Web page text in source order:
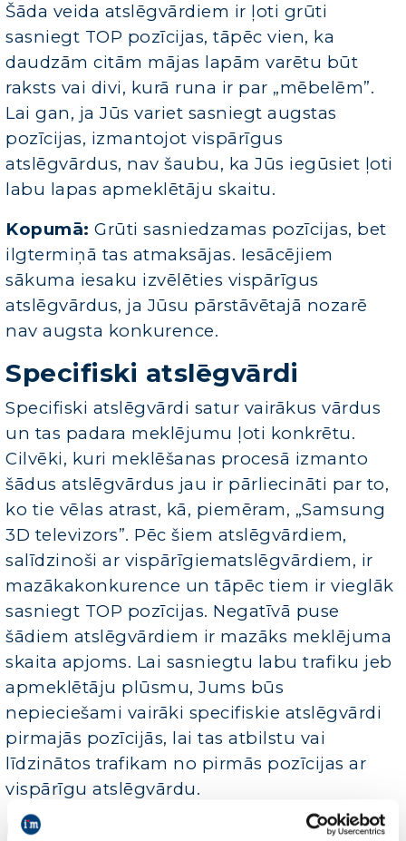
Šāda veida atslēgvārdiem ir ļoti grūti
sasniegt TOP pozīcijas, tāpēc vien, ka
daudzām citām mājas lapām varētu būt
raksts vai divi, kurā runa ir par „mēbelēm”.
Lai gan, ja Jūs variet sasniegt augstas
pozīcijas, izmantojot vispārīgus
atslēgvārdus, nav šaubu, ka Jūs iegūsiet ļoti
labu lapas apmeklētāju skaitu.
Kopumā: Grūti sasniedzamas pozīcijas, bet
ilgtermiņā tas atmaksājas. Iesācējiem
sākuma iesaku izvēlēties vispārīgus
atslēgvārdus, ja Jūsu pārstāvētajā nozarē
nav augsta konkurence.
Specifiski atslēgvārdi
Specifiski atslēgvārdi satur vairākus vārdus
un tas padara meklējumu ļoti konkrētu.
Cilvēki, kuri meklēšanas procesā izmanto
šādus atslēgvārdus jau ir pārliecināti par to,
ko tie vēlas atrast, kā, piemēram, „Samsung
3D televizors”. Pēc šiem atslēgvārdiem,
salīdzinoši ar vispārīgiematslēgvārdiem, ir
mazākakonkurence un tāpēc tiem ir vieglāk
sasniegt TOP pozīcijas. Negatīvā puse
šādiem atslēgvārdiem ir mazāks meklējuma
skaita apjoms. Lai sasniegtu labu trafiku jeb
apmeklētāju plūsmu, Jums būs
nepieciešami vairāki specifiskie atslēgvārdi
pirmajās pozīcijās, lai tas atbilstu vai
līdzinātos trafikam no pirmās pozīcijas ar
vispārīgu atslēgvārdu.
Kopumā:
Šāda veida atslēgvārdiem ir